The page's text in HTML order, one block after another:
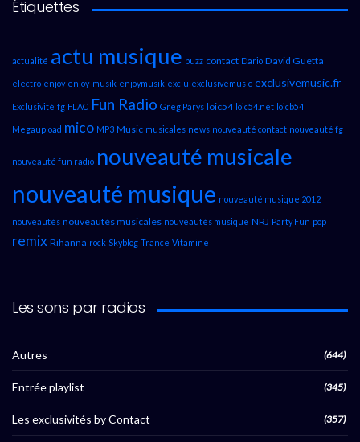
Étiquettes
actualité actu musique buzz contact Dario David Guetta
electro enjoy enjoy-musik enjoymusik exclu exclusivemusic exclusivemusic.fr
Exclusivité fg FLAC Fun Radio Greg Parys loic54 loic54.net loicb54
Megaupload mico MP3 Music musicales news nouveauté contact nouveauté fg
nouveauté fun radio nouveauté musicale
nouveauté musique nouveauté musique 2012
nouveautés nouveautés musicales nouveautés musique NRJ Party Fun pop
remix Rihanna rock Skyblog Trance Vitamine
Les sons par radios
Autres (644)
Entrée playlist (345)
Les exclusivités by Contact (357)